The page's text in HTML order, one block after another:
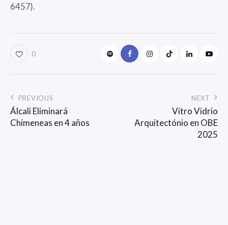
6457).
0
PREVIOUS
Álcali Eliminará
Chimeneas en 4 años
NEXT
Vitro Vidrio
Arquitectónio en OBE
2025